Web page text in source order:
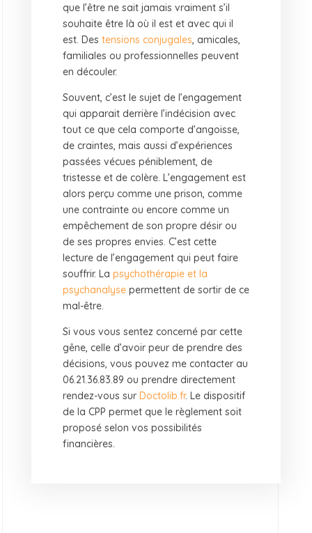
que l’être ne sait jamais vraiment s’il
souhaite être là où il est et avec qui il
est. Des tensions conjugales, amicales,
familiales ou professionnelles peuvent
en découler.
Souvent, c’est le sujet de l’engagement
qui apparait derrière l’indécision avec
tout ce que cela comporte d’angoisse,
de craintes, mais aussi d’expériences
passées vécues péniblement, de
tristesse et de colère. L’engagement est
alors perçu comme une prison, comme
une contrainte ou encore comme un
empêchement de son propre désir ou
de ses propres envies. C’est cette
lecture de l’engagement qui peut faire
souffrir. La psychothérapie et la
psychanalysepermettent de sortir de ce
mal-être.
Si vous vous sentez concerné par cette
gêne, celle d’avoir peur de prendre des
décisions, vous pouvez me contacter au
06.21.36.83.89 ou prendre directement
rendez-vous sur Doctolib.fr. Le dispositif
de la CPP permet que le règlement soit
proposé selon vos possibilités
financières.